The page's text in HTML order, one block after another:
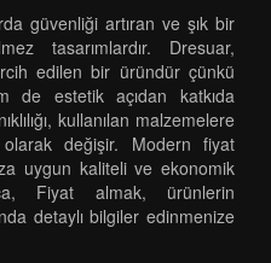
güvenliği artıran ve şık bir
tasarımlardır. Dresuar,
edilen bir üründür çünkü
de estetik açıdan katkıda
kullanılan malzemelere
değişir. Modern fiyat
uygun kaliteli ve ekonomik
Fiyat almak, ürünlerin
detaylı bilgiler edinmenize